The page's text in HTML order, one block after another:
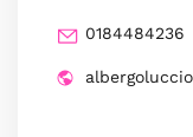
0184484236